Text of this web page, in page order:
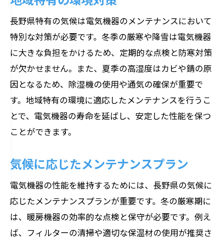
長野県特有の気候は電気機器のメンテナンスにおいて
特別な対策が必要です。冬季の厳寒や降雪は電気機器
に大きな負担をかけるため、定期的な点検と防寒対策
が欠かせません。また、夏季の高湿度はカビや錆の原
因となるため、除湿機の使用や通気の確保が重要で
す。地域特有の環境に適応したメンテナンスを行うこ
とで、電気機器の寿命を延ばし、安定した性能を保つ
ことができます。
気候に応じたメンテナンスプラン
電気機器の性能を維持するためには、長野県の気候に
応じたメンテナンスプランが重要です。冬の厳寒期に
は、暖房機器の効率的な点検と保守が必要です。例え
ば、フィルターの清掃や適切な保温材の使用が推奨さ